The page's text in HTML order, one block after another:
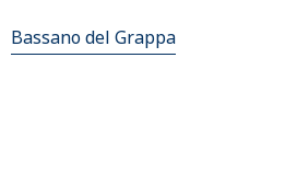
Bassano del Grappa